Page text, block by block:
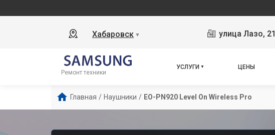
Хабаровск ▼ улица Лазо, 21
Ремонт техники
УСЛУГИ ЦЕНЫ
Главная / Наушники / EO-PN920 Level On Wireless Pro